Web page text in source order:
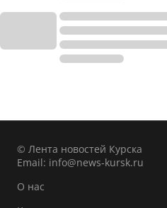
© Лента новостей Курска
Email: info@news-kursk.ru
О нас